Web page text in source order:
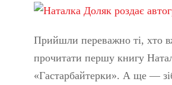
Прийшли переважно ті, хто
прочитати першу книгу
«Гастарбайтерки». А ще —